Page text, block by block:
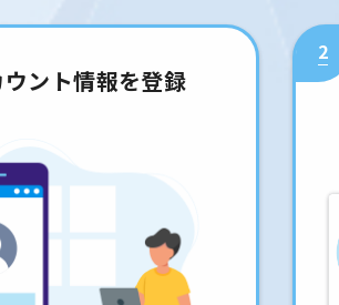
ント情報を登録
2